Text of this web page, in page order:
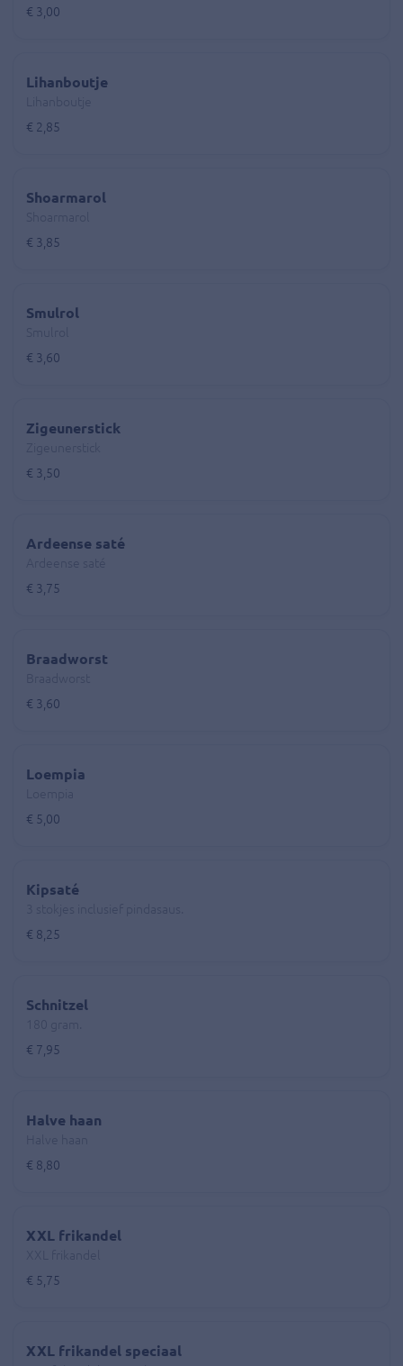
€ 3,00
Lihanboutje
€ 2,85
Shoarmarol
€ 3,85
Smulrol
€ 3,60
Zigeunerstick
€ 3,50
Ardeense saté
€ 3,75
Braadworst
€ 3,60
Loempia
€ 5,00
Kipsaté
€ 8,25
Schnitzel
€ 7,95
Halve haan
€ 8,80
XXL frikandel
€ 5,75
XXL frikandel speciaal